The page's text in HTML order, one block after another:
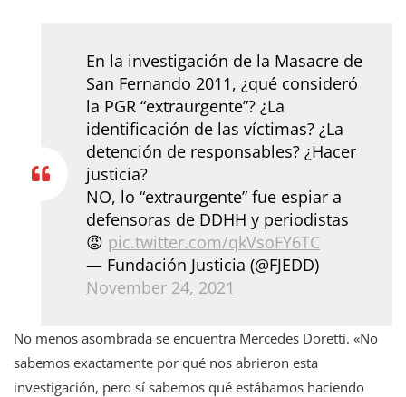
En la investigación de la Masacre de
San Fernando 2011, ¿qué consideró
la PGR “extraurgente”? ¿La
identificación de las víctimas? ¿La
detención de responsables? ¿Hacer
justicia?
NO, lo “extraurgente” fue espiar a
defensoras de DDHH y periodistas
😡 pic.twitter.com/qkVsoFY6TC
— Fundación Justicia (@FJEDD)
November 24, 2021
No menos asombrada se encuentra Mercedes Doretti. «No
sabemos exactamente por qué nos abrieron esta
investigación, pero sí sabemos qué estábamos haciendo